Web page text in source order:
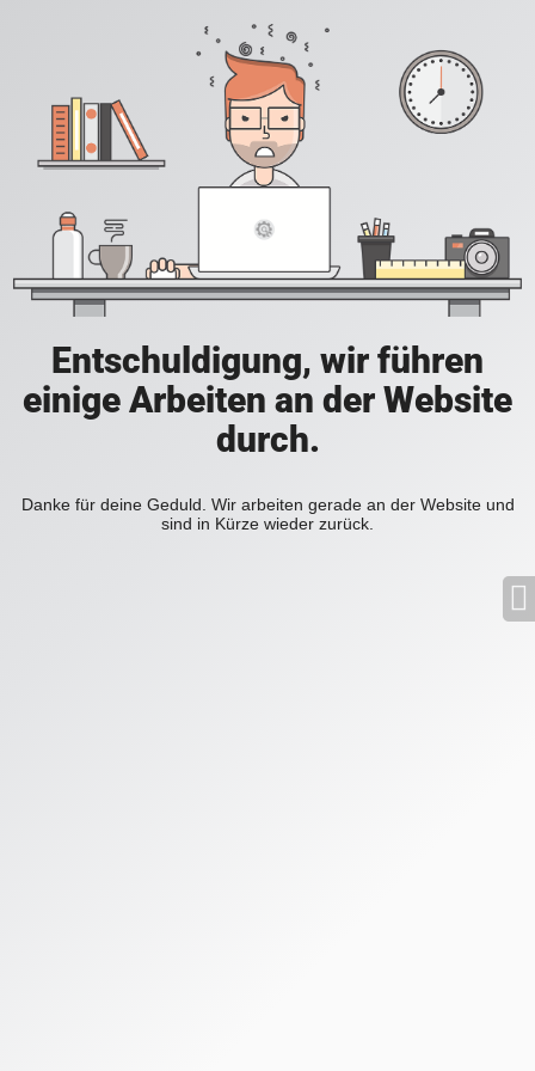
Entschuldigung, wir führen
einige Arbeiten an der Website
durch.
Danke für deine Geduld. Wir arbeiten gerade an der Website und
sind in Kürze wieder zurück.